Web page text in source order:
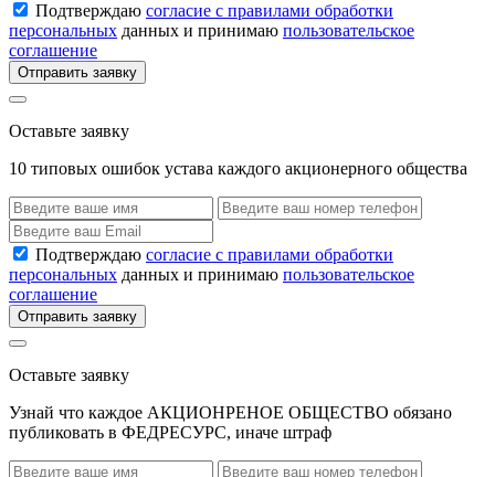
Подтверждаю согласие с правилами обработки
персональных данных и принимаю пользовательское
соглашение
Отправить заявку
Оставьте заявку
10 типовых ошибок устава каждого акционерного общества
Подтверждаю согласие с правилами обработки
персональных данных и принимаю пользовательское
соглашение
Отправить заявку
Оставьте заявку
Узнай что каждое АКЦИОНРЕНОЕ ОБЩЕСТВО обязано
публиковать в ФЕДРЕСУРС, иначе штраф